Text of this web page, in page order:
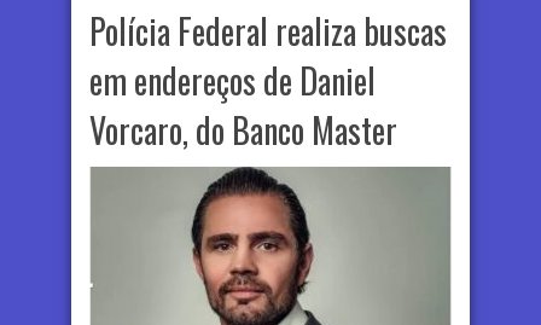
Polícia Federal realiza buscas
em endereços de Daniel
Vorcaro, do Banco Master